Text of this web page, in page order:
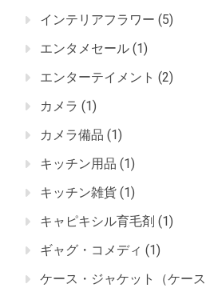
インテリアフラワー (5)
エンタメセール (1)
エンターテイメント (2)
カメラ (1)
カメラ備品 (1)
キッチン用品 (1)
キッチン雑貨 (1)
キャピキシル育毛剤 (1)
ギャグ・コメディ (1)
ケース・ジャケット（ケース